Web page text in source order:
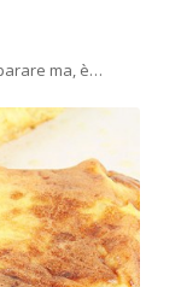
ma, è…